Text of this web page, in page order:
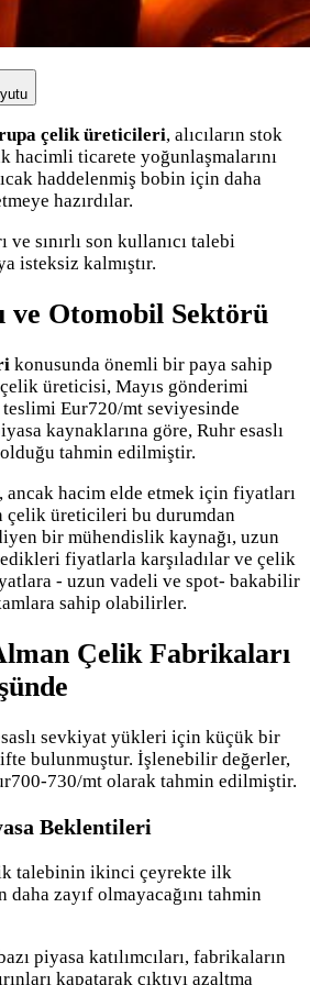
çelik üreticileri, alıcıların stok
hacimli ticarete yoğunlaşmalarını
haddelenmiş bobin için daha
hazırdılar.
ve sınırlı son kullanıcı talebi
isteksiz kalmıştır.
ve Otomobil Sektörü
konusunda önemli bir paya sahip
üreticisi, Mayıs gönderimi
Eur720/mt seviyesinde
kaynaklarına göre, Ruhr esaslı
tahmin edilmiştir.
hacim elde etmek için fiyatları
çelik üreticileri bu durumdan
bir mühendislik kaynağı, uzun
fiyatlarla karşıladılar ve çelik
- uzun vadeli ve spot- bakabilir
sahip olabilirler.
Çelik Fabrikaları
sevkiyat yükleri için küçük bir
bulunmuştur. İşlenebilir değerler,
730/mt olarak tahmin edilmiştir.
Beklentileri
talebinin ikinci çeyrekte ilk
zayıf olmayacağını tahmin
piyasa katılımcıları, fabrikaların
kapatarak çıktıyı azaltma